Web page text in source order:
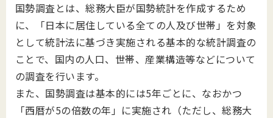
国勢調査とは、総務大臣が国勢統計を作成するため
に、「日本に居住している全ての人及び世帯」を対象
として統計法に基づき実施される基本的な統計調査の
ことで、国内の人口、世帯、産業構造等などについて
の調査を行います。
また、国勢調査は基本的には5年ごとに、なおかつ
「西暦が5の倍数の年」に実施され（ただし、総務大